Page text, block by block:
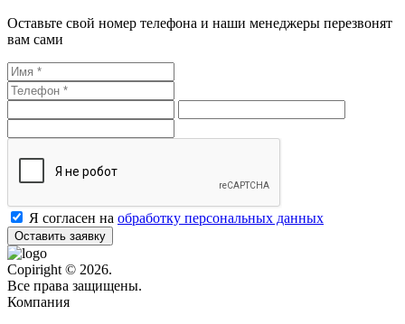
Оставьте свой номер телефона и наши менеджеры перезвонят
вам сами
Я согласен на обработку персональных данных
Оставить заявку
Copiright © 2026.
Все права защищены.
Компания